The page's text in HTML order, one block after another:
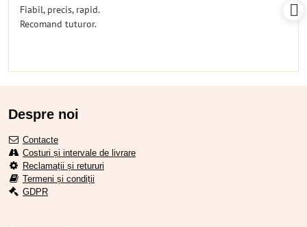
Fiabil, precis, rapid.
Recomand tuturor.
Despre noi
Contacte
Costuri și intervale de livrare
Reclamații și retururi
Termeni și condiții
GDPR